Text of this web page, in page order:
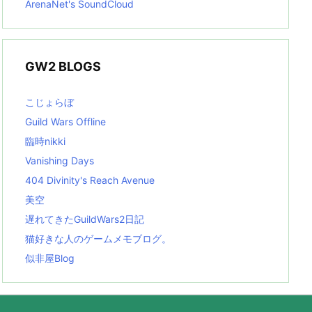
ArenaNet's SoundCloud
GW2 BLOGS
こじょらぼ
Guild Wars Offline
臨時nikki
Vanishing Days
404 Divinity's Reach Avenue
美空
遅れてきたGuildWars2日記
猫好きな人のゲームメモブログ。
似非屋Blog